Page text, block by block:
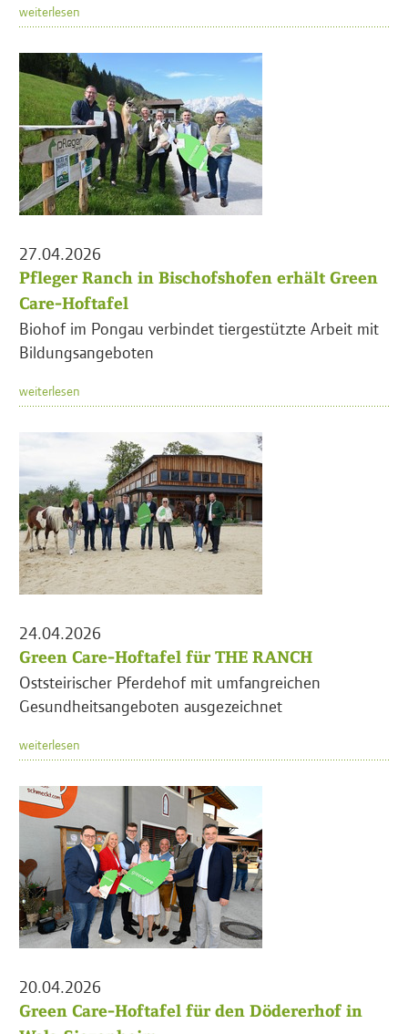
weiterlesen
27.04.2026
Pfleger Ranch in Bischofshofen erhält Green
Care-Hoftafel
Biohof im Pongau verbindet tiergestützte Arbeit mit
Bildungsangeboten
weiterlesen
24.04.2026
Green Care-Hoftafel für THE RANCH
Oststeirischer Pferdehof mit umfangreichen
Gesundheitsangeboten ausgezeichnet
weiterlesen
20.04.2026
Green Care-Hoftafel für den Dödererhof in